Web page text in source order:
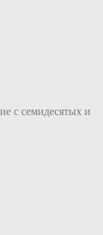
с семидесятых и